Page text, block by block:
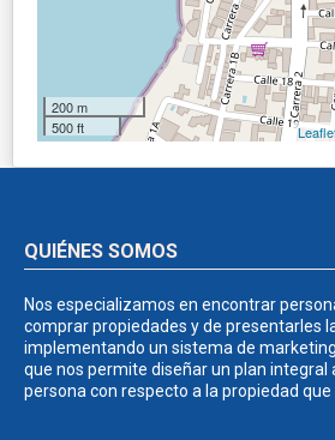
200 m
500 ft
QUIÉNES SOMOS
Nos especializamos en encontrar
comprar propiedades y de presentarles
implementando un sistema de
que nos permite diseñar un plan integral
persona con respecto a la propiedad que